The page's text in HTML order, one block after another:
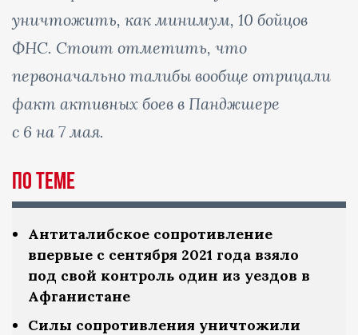
уничтожить, как минимум, 10 бойцов
ФНС. Стоит отметить, что
первоначально талибы вообще отрицали
факт активных боев в Панджшере
с 6 на 7 мая.
По теме
Антиталибское сопротивление
впервые с сентября 2021 года взяло
под свой контроль один из уездов в
Афганистане
Силы сопротивления уничтожили